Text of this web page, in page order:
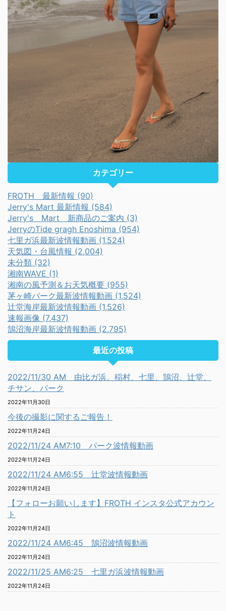
カテゴリー
FROTH 最新情報 (90)
Jerry's Mart 最新情報 (584)
Jerry's Mart 新商品のご案内 (3)
JerryのTide gragh Enoshima (954)
七里ガ浜最新波情報動画 (1,524)
天気図・台風情報 (2,004)
未分類 (32)
湘南WAVE (1)
湘南の風予測＆お天気概要 (955)
茅ヶ崎パーク最新波情報動画 (1,524)
辻堂海岸最新波情報動画 (1,526)
速報画像 (7,437)
鵠沼海岸最新波情報動画 (2,795)
最近の投稿
2022/11/30 AM 由比ガ浜、稲村、七里、鵠沼、辻堂、
チサン、パーク
2022年11月30日
今後の撮影に関するご報告！
2022年11月24日
2022/11/24 AM7:10 パーク波情報動画
2022年11月24日
2022/11/24 AM6:55 辻堂波情報動画
2022年11月24日
【フォローお願いします】FROTH インスタ公式アカウン
ト
2022年11月24日
2022/11/24 AM6:45 鵠沼波情報動画
2022年11月24日
2022/11/25 AM6:25 七里ガ浜波情報動画
2022年11月24日